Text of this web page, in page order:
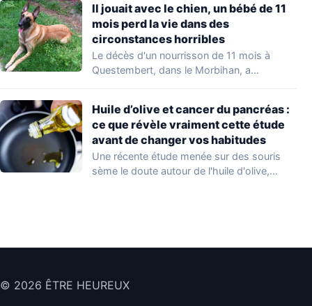
Il jouait avec le chien, un bébé de 11
mois perd la vie dans des
circonstances horribles
Le décès d'un nourrisson de 11 mois à
Questembert, dans le Morbihan, a
Huile d’olive et cancer du pancréas :
ce que révèle vraiment cette étude
avant de changer vos habitudes
Une récente étude menée sur des souris
sème le doute autour de l'huile d'olive,…
© 2026 ÊTRE HEUREUX